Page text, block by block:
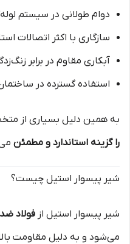
دوام طولانی در سیستم
سازگاری با اکثر اتصالات
آبکاری مقاوم در برابر
استفاده گسترده در
به همین دلیل بسیاری از
را گزینه استاندارد و مطمئن
شیر پیسوار استیل چیست؟
شیر پیسوار استیل از فولاد
می‌شود و به دلیل مقاومت بالا